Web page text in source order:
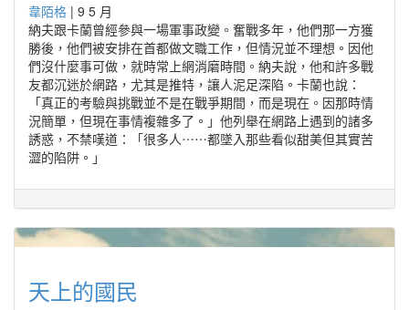
韋陌格 | 9 5 月
納夫跟卡蘭曾經參與一場軍事政變。奮戰多年，他們那一方獲
勝後，他們被安排在首都做文職工作，但情況並不理想。因他
們沒什麼事可做，就時常上網消磨時間。納夫說，他和許多戰
友都沉迷於網路，尤其是推特，讓人泥足深陷。卡蘭也說：
「真正的考驗與挑戰並不是在戰爭期間，而是現在。因那時情
況簡單，但現在事情複雜多了。」他列舉在網路上遇到的諸多
誘惑，不禁嘆道：「很多人⋯⋯都墜入那些看似甜美但其實苦
澀的陷阱。」
天上的國民